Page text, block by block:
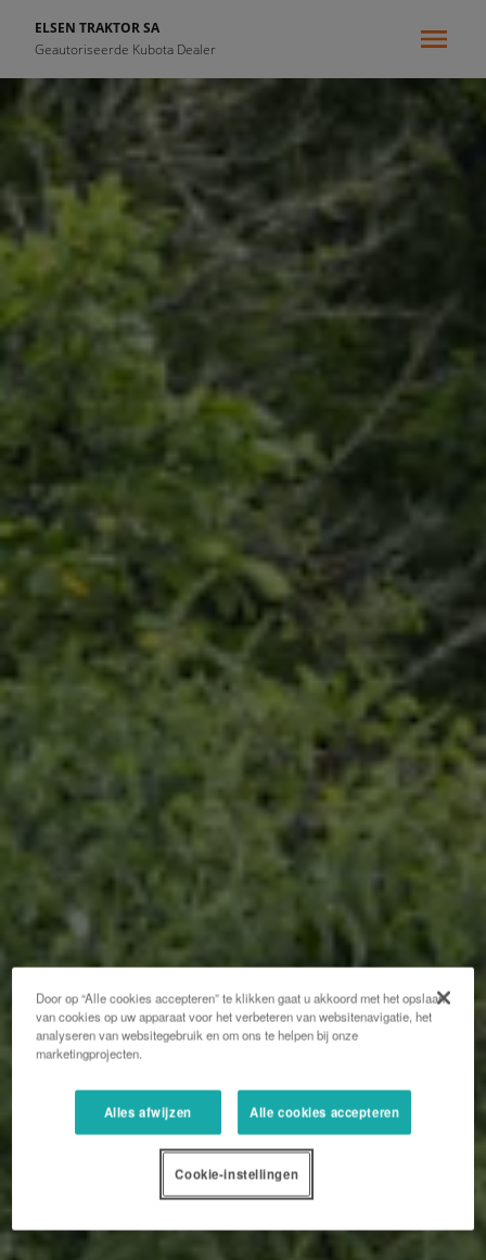
ELSEN TRAKTOR SA
Geautoriseerde Kubota Dealer
Door op “Alle cookies accepteren” te klikken gaat u akkoord met het opslaan
van cookies op uw apparaat voor het verbeteren van websitenavigatie, het
analyseren van websitegebruik en om ons te helpen bij onze
marketingprojecten.
Alles afwijzen Alle cookies accepteren
Cookie-instellingen